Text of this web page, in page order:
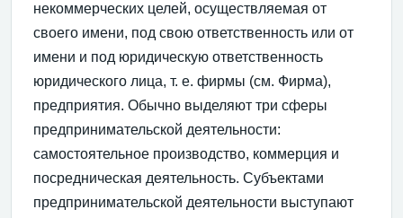
некоммерческих целей, осуществляемая от
своего имени, под свою ответственность или от
имени и под юридическую ответственность
юридического лица, т. е. фирмы (см. Фирма),
предприятия. Обычно выделяют три сферы
предпринимательской деятельности:
самостоятельное производство, коммерция и
посредническая деятельность. Субъектами
предпринимательской деятельности выступают